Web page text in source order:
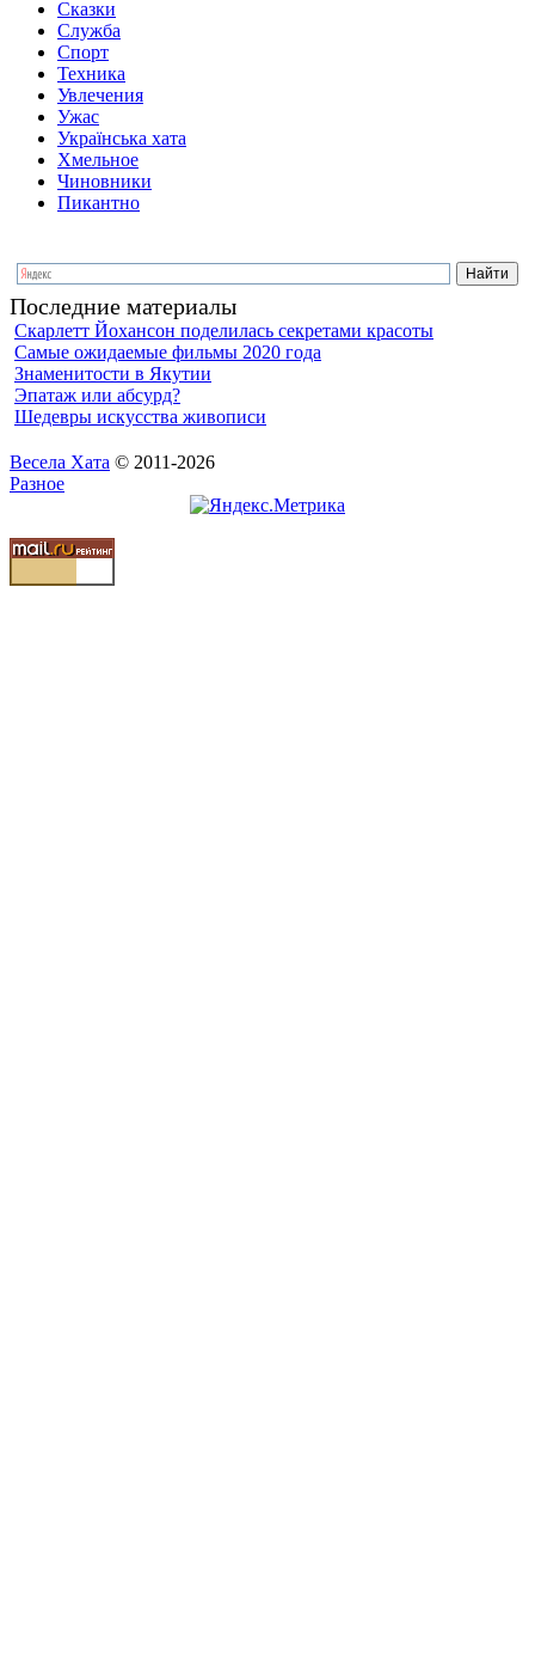
Сказки
Служба
Спорт
Техника
Увлечения
Ужас
Українська хата
Хмельное
Чиновники
Пикантно
Последние материалы
Скарлетт Йохансон поделилась секретами красоты
Самые ожидаемые фильмы 2020 года
Знаменитости в Якутии
Эпатаж или абсурд?
Шедевры искусства живописи
Весела Хата © 2011-2026
Разное